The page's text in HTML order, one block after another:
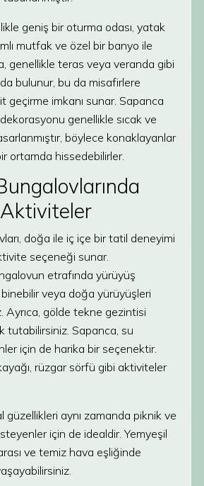
geniş bir oturma odası, yatak
mutfak ve özel bir banyo ile
genellikle teras veya veranda gibi
da bulunur, bu da misafirlere
geçirme imkanı sunar. Sapanca
genellikle sıcak ve
böylece konaklayanlar
ortamda hissedebilirler.
Aktiviteler
doğa ile iç içe bir tatil deneyimi
seçeneği sunar.
etrafında yürüyüş
veya doğa yürüyüşleri
Ayrıca, gölde tekne gezintisi
tutabilirsiniz. Sapanca, su
için de harika bir seçenektir.
rüzgar sörfü gibi aktiviteler
güzellikleri aynı zamanda piknik ve
için de idealdir. Yemyeşil
ve temiz hava eşliğinde